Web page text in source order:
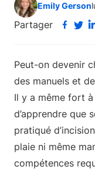
Emily Gerson
Partager
Peut-on devenir
des manuels et
Il y a même fort
d’apprendre que
pratiqué
plaie ni même
compétences